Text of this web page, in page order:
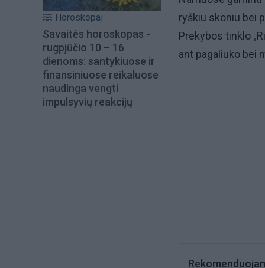
Horoskopai
Savaitės horoskopas -
rugpjūčio 10 – 16
dienoms: santykiuose ir
finansiniuose reikaluose
naudinga vengti
impulsyvių reakcijų
ryškiu skoniu bei
Prekybos tinklo
ant pagaliuko bei